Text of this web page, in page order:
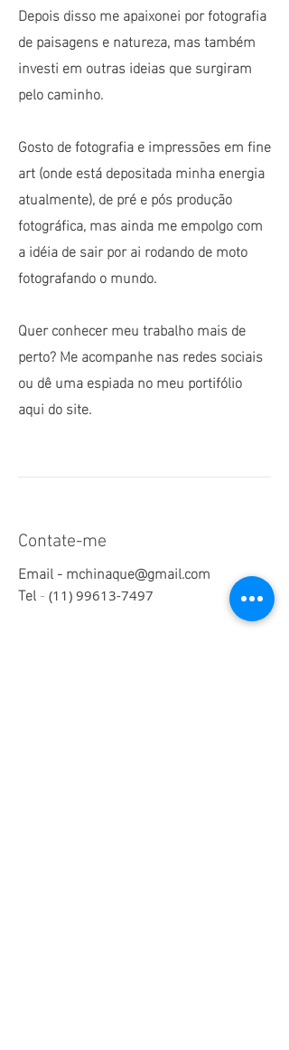
Depois disso me apaixonei por fotografia
de paisagens e natureza, mas também
investi em outras ideias que surgiram
pelo caminho.
Gosto de fotografia e impressões em fine
art (onde está depositada minha energia
atualmente), de pré e pós produção
fotográfica, mas ainda me empolgo com
a idéia de sair por ai rodando de moto
fotografando o mundo.
Quer conhecer meu trabalho mais de
perto? Me acompanhe nas redes sociais
ou dê uma espiada no meu portifólio
aqui do site.
Contate-me
Email -mchinaque@gmail.com
Tel- (11) 99613-7497